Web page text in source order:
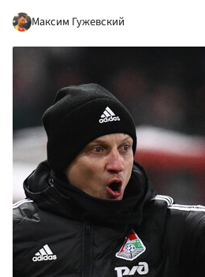
Максим Гужевский